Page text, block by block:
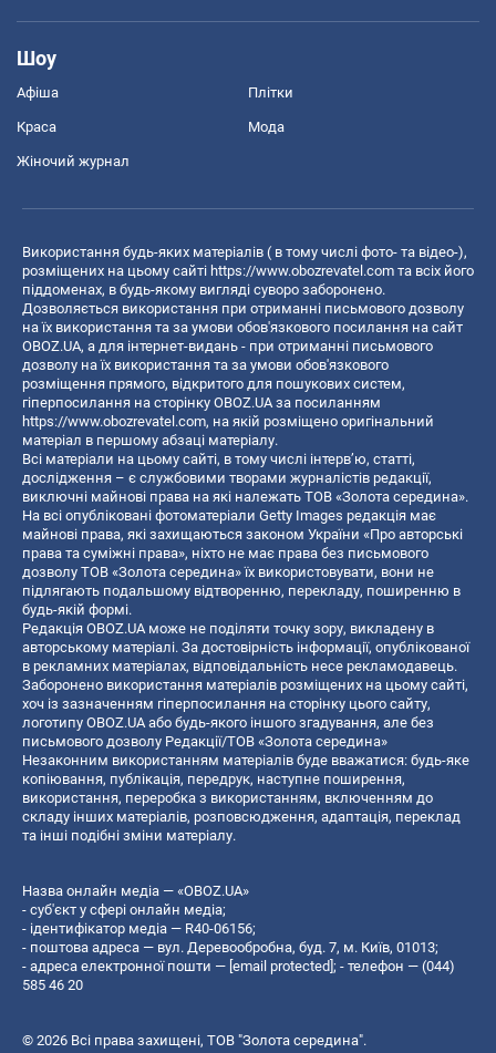
Шоу
Афіша Плітки
Краса Мода
Жіночий журнал
Використання будь-яких матеріалів ( в тому числі фото- та відео-),
розміщених на цьому сайті https://www.obozrevatel.com та всіх його
піддоменах, в будь-якому вигляді суворо заборонено.
Дозволяється використання при отриманні письмового дозволу
на їх використання та за умови обов'язкового посилання на сайт
OBOZ.UA, а для інтернет-видань - при отриманні письмового
дозволу на їх використання та за умови обов'язкового
розміщення прямого, відкритого для пошукових систем,
гіперпосилання на сторінку OBOZ.UA за посиланням
https://www.obozrevatel.com, на якій розміщено оригінальний
матеріал в першому абзаці матеріалу.
Всі матеріали на цьому сайті, в тому числі інтерв’ю, статті,
дослідження – є службовими творами журналістів редакції,
виключні майнові права на які належать ТОВ «Золота середина».
На всі опубліковані фотоматеріали Getty Images редакція має
майнові права, які захищаються законом України «Про авторські
права та суміжні права», ніхто не має права без письмового
дозволу ТОВ «Золота середина» їх використовувати, вони не
підлягають подальшому відтворенню, перекладу, поширенню в
будь-якій формі.
Редакція OBOZ.UA може не поділяти точку зору, викладену в
авторському матеріалі. За достовірність інформації, опублікованої
в рекламних матеріалах, відповідальність несе рекламодавець.
Заборонено використання матеріалів розміщених на цьому сайті,
хоч із зазначенням гіперпосилання на сторінку цього сайту,
логотипу OBOZ.UA або будь-якого іншого згадування, але без
письмового дозволу Редакції/ТОВ «Золота середина»
Незаконним використанням матеріалів буде вважатися: будь-яке
копiювання, публiкацiя, передрук, наступне поширення,
використання, переробка з використанням, включенням до
складу інших матеріалів, розповсюдження, адаптація, переклад
та інші подібні зміни матеріалу.
Назва онлайн медіа — «OBOZ.UA»
- суб'єкт у сфері онлайн медіа;
- ідентифікатор медіа — R40-06156;
- поштова адреса — вул. Деревообробна, буд. 7, м. Київ, 01013;
- адреса електронної пошти — [email protected] ; - телефон — (044)
585 46 20
© 2026 Всі права захищені, ТОВ "Золота середина".